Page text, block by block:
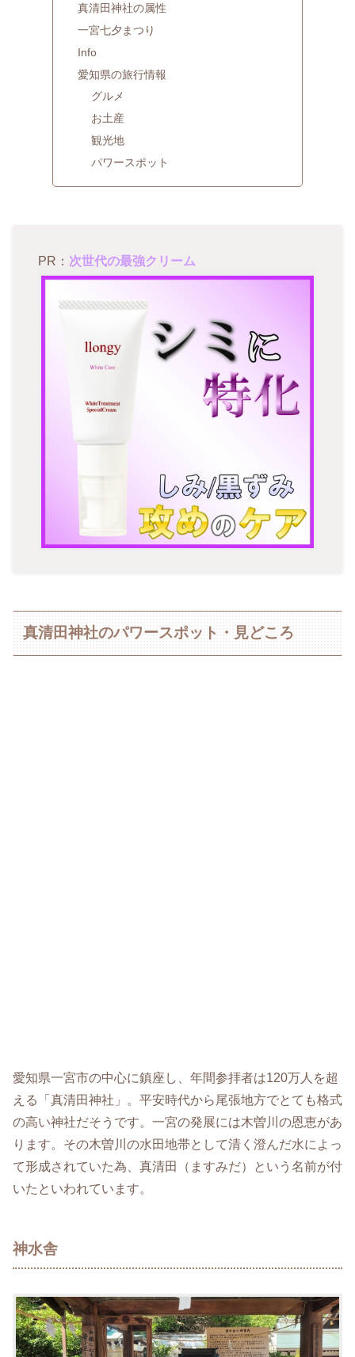
真清田神社の属性
一宮七夕まつり
Info
愛知県の旅行情報
グルメ
お土産
観光地
パワースポット
PR： 次世代の最強クリーム
真清田神社のパワースポット・見どころ
愛知県一宮市の中心に鎮座し、年間参拝者は120万人を超
える「真清田神社」。平安時代から尾張地方でとても格式
の高い神社だそうです。一宮の発展には木曽川の恩恵があ
ります。その木曽川の水田地帯として清く澄んだ水によっ
て形成されていた為、真清田（ますみだ）という名前が付
いたといわれています。
神水舎